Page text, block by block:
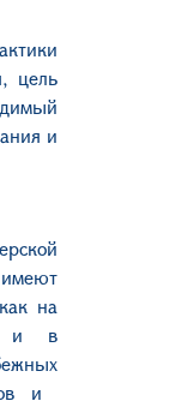
цель
и
на
и в
и